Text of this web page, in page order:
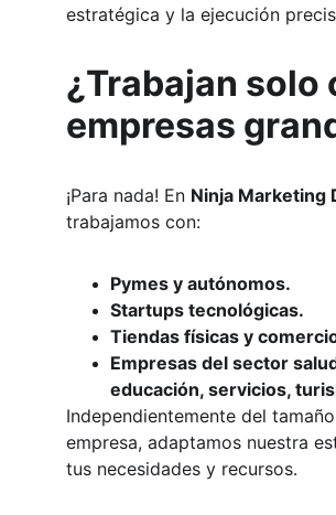
estratégica y la ejecución
¿Trabajan solo
empresas
¡Para nada! En Ninja Marketing
trabajamos con:
Pymes y autónomos.
Startups tecnológicas.
Tiendas físicas y
Empresas del sector
educación, servicios,
Independientemente del
empresa, adaptamos nuestra
tus necesidades y recursos.